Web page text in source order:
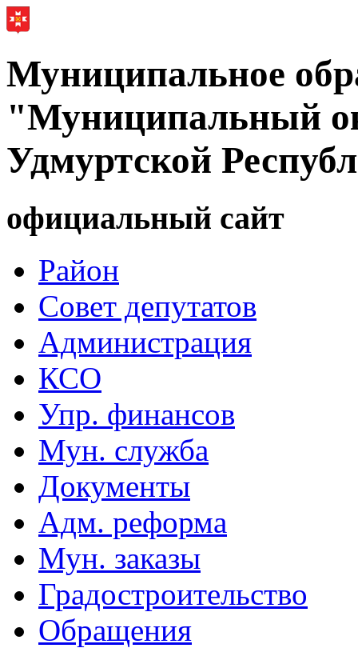
Муниципальное
"Муниципальный
Удмуртской
официальный сайт
Район
Совет депутатов
Администрация
КСО
Упр. финансов
Мун. служба
Документы
Адм. реформа
Мун. заказы
Градостроительство
Обращения